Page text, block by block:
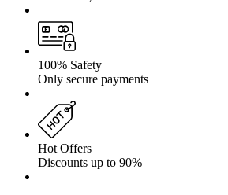
100% Safety
Only secure payments
Hot Offers
Discounts up to 90%